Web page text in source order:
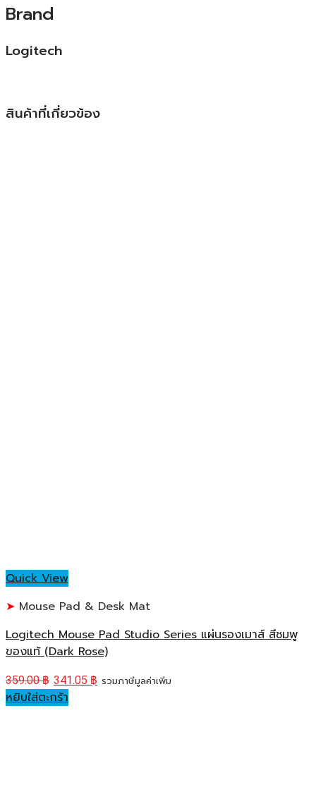
Brand
Logitech
สินค้าที่เกี่ยวข้อง
Quick View
Mouse Pad & Desk Mat
Logitech Mouse Pad Studio Series แผ่นรองเมาส์ สีชมพู
ของแท้ (Dark Rose)
359.00฿ 341.05 ฿ รวมภาษีมูลค่าเพิ่ม
หยิบใส่ตะกร้า